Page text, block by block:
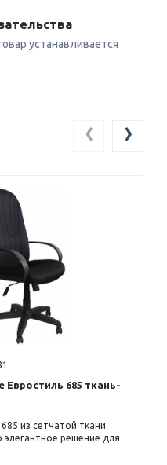
устанавливается
Евростиль 685 ткань-
из сетчатой ткани
элегантное решение для
среднего
вписаться, как в
‹ ›